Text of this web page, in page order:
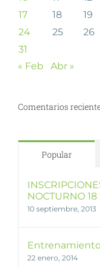
17
18 19
24
25 26
31
« Feb
Abr »
Comentarios
Popular
NOCTURNO
10 septiembre, 2013
22 enero, 2014